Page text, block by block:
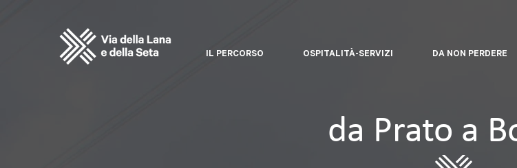
IL PERCORSO OSPITALITÀ-SERVIZI DA NON PERDERE
da Prato a